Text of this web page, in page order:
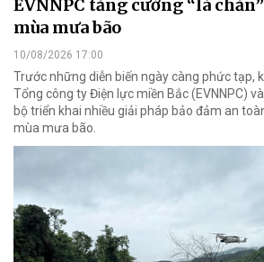
EVNNPC tăng cường “lá
mùa mưa bão
10/08/2026 17:00
Trước những diễn biến ngày càng phức tạp,
Tổng công ty Điện lực miền Bắc (EVNNPC)
bộ triển khai nhiều giải pháp bảo đảm an
mùa mưa bão.